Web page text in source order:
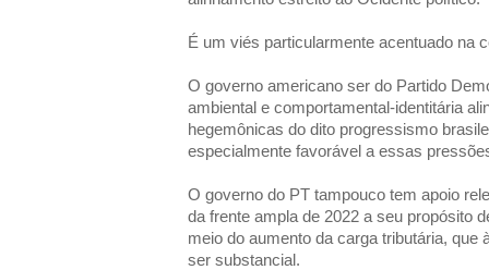
É um viés particularmente acentuado na
O governo americano ser do Partido
ambiental e comportamental-identitária
hegemônicas do dito progressismo
especialmente favorável a essas
O governo do PT tampouco tem apoio
da frente ampla de 2022 a seu propósito
meio do aumento da carga tributária,
ser substancial.